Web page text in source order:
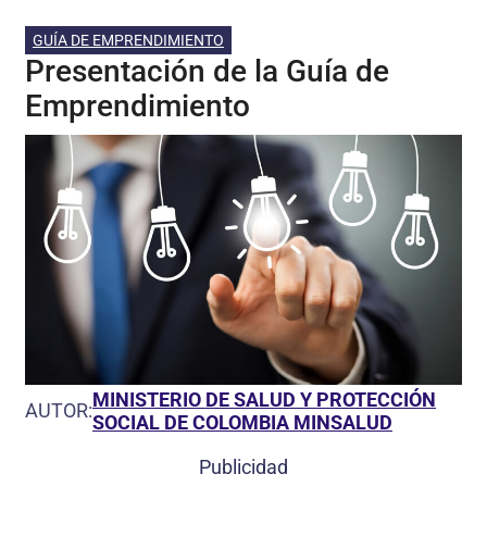
GUÍA DE EMPRENDIMIENTO
Presentación de la Guía de
Emprendimiento
AUTOR:MINISTERIO DE SALUD Y PROTECCIÓN
SOCIAL DE COLOMBIA MINSALUD
Publicidad